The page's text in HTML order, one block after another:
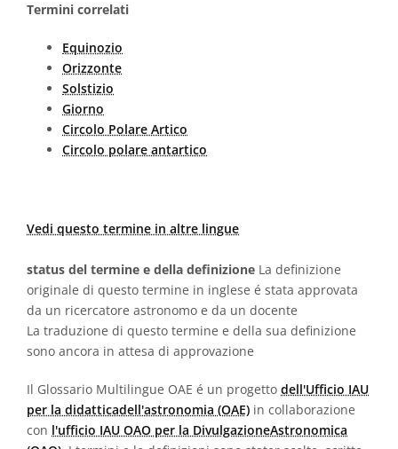
Termini correlati
Equinozio
Orizzonte
Solstizio
Giorno
Circolo Polare Artico
Circolo polare antartico
Vedi questo termine in altre lingue
status del termine e della definizione La definizione
originale di questo termine in inglese é stata approvata
da un ricercatore astronomo e da un docente
La traduzione di questo termine e della sua definizione
sono ancora in attesa di approvazione
Il Glossario Multilingue OAE é un progetto dell'Ufficio IAU
per la didatticadell'astronomia (OAE) in collaborazione
con l'ufficio IAU OAO per la DivulgazioneAstronomica